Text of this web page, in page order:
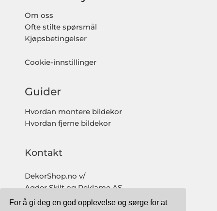
For å gi deg en god opplevelse og sørge for at
Om oss
Ofte stilte spørsmål
Kjøpsbetingelser
Cookie-innstillinger
Guider
Hvordan montere bildekor
Hvordan fjerne bildekor
Kontakt
DekorShop.no v/
Agder Skilt og Reklame AS
Org. nr: 997 633 016 MVA